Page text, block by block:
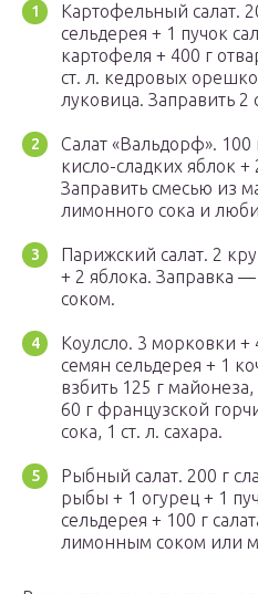
Картофельный салат.
сельдерея + 1 пучок
картофеля + 400 г
ст. л. кедровых
луковица. Заправить 2
Салат «Вальдорф». 100
кисло-сладких яблок +
Заправить смесью из
лимонного сока и
Парижский салат. 2
+ 2 яблока. Заправка
соком.
Коулсло. 3 морковки
семян сельдерея + 1
взбить 125 г майонеза,
60 г французской
сока, 1 ст. л. сахара.
Рыбный салат. 200 г
рыбы + 1 огурец + 1
сельдерея + 100 г
лимонным соком или